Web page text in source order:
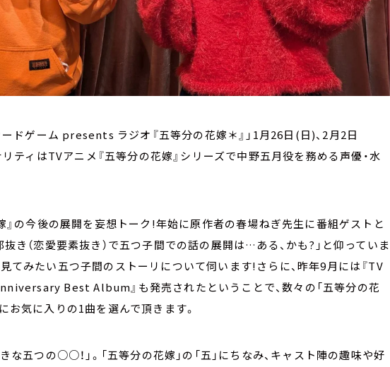
ドゲーム presents ラジオ『五等分の花嫁＊』」1月26日(日)、2月2日
ティはTVアニメ『五等分の花嫁』シリーズで中野五月役を務める声優・水
』の今後の展開を妄想トーク!年始に原作者の春場ねぎ先生に番組ゲストと
抜き（恋愛要素抜き）で五つ子間での話の展開は…ある、かも?」と仰っていま
てみたい五つ子間のストーリについて伺います!さらに、昨年9月には『TV
Best Album』も発売されたということで、数々の「五等分の花
お気に入りの1曲を選んで頂きます。
な五つの○○！」。「五等分の花嫁」の「五」にちなみ、キャスト陣の趣味や好